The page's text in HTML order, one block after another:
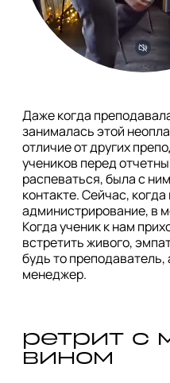
Даже когда
занималась этой
отличие от других
учеников перед
распеваться, была с
контакте. Сейчас,
администрирование, в
Когда ученик к нам
встретить живого,
будь то
менеджер.
ретрит с
вином